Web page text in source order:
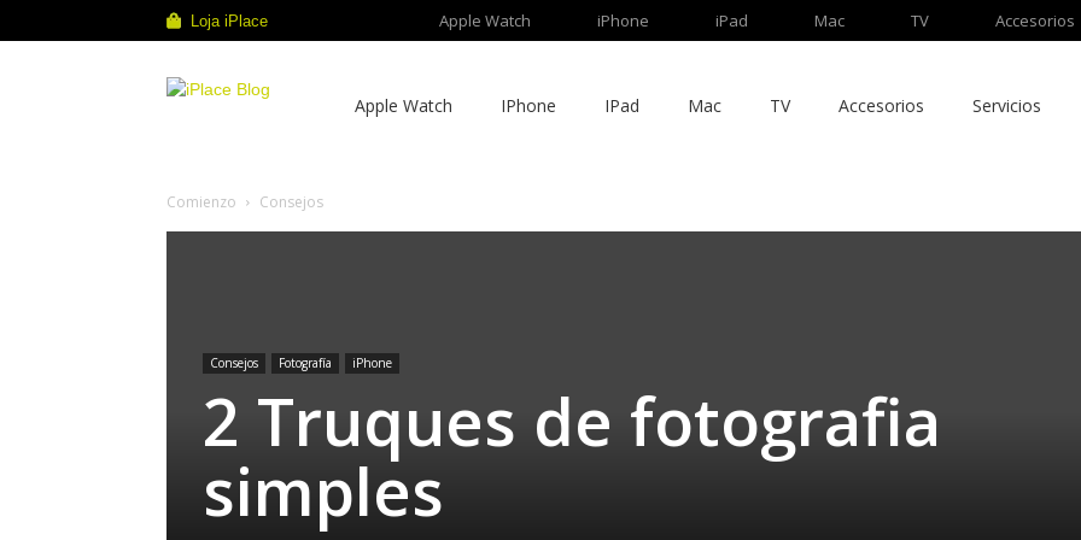
Loja iPlace Apple Watch iPhone iPad Mac TV Accesorios
Apple Watch IPhone IPad Mac TV Accesorios Servicios
Comienzo Consejos
Consejos Fotografía iPhone
2 Truques de fotografia
simples